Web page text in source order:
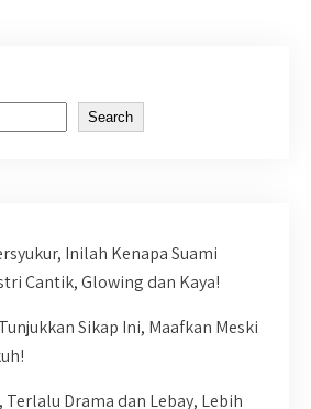
Search
Inilah Kenapa Suami
Cantik, Glowing dan Kaya!
Sikap Ini, Maafkan Meski
Terlalu Drama dan Lebay, Lebih